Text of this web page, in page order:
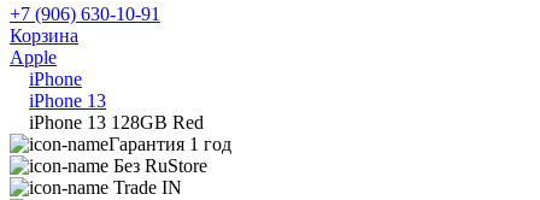
+7 (906) 630-10-91
Корзина
Apple
iPhone
iPhone 13
iPhone 13 128GB Red
Гарантия 1 год
Без RuStore
Trade IN